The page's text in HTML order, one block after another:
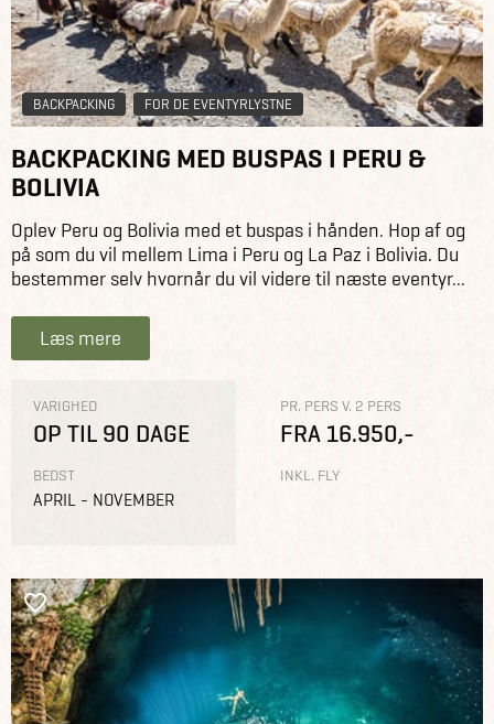
BACKPACKING FOR DE EVENTYRLYSTNE
BACKPACKING MED BUSPAS I PERU &
BOLIVIA
Oplev Peru og Bolivia med et buspas i hånden. Hop af og
på som du vil mellem Lima i Peru og La Paz i Bolivia. Du
bestemmer selv hvornår du vil videre til næste eventyr...
Læs mere
VARIGHED
OP TIL 90 DAGE
BEDST
APRIL - NOVEMBER
PR. PERS V. 2 PERS
FRA 16.950,-
INKL. FLY